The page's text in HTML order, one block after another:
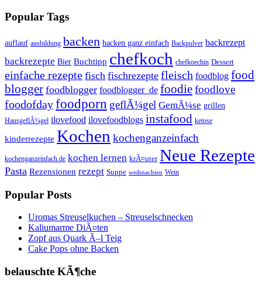
Popular Tags
auflauf ausbildung backen backen ganz einfach Backpulver backrezept
backrezepte Bier Buchtipp chefkoch chefkoechin Dessert
einfache rezepte fisch fischrezepte fleisch foodblog food
blogger foodblogger foodblogger_de foodiefoodlove
foodofdayfoodporn geflÃ¼gel GemÃ¼se grillen
HausgeflÃ¼gel ilovefood ilovefoodblogs instafood ketose
kinderrezepte Kochen kochenganzeinfach
kochenganzeinfach.de kochen lernen krÃ¤uter Neue Rezepte
Pasta Rezensionen rezept Suppe weihnachten Wein
Popular Posts
Uromas Streuselkuchen – Streuselschnecken
Kaliumarme DiÃ¤ten
Zopf aus Quark Ã–l Teig
Cake Pops ohne Backen
belauschte KÃ¶che